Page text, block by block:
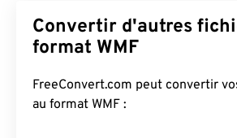
permettant de stocker des
bitmap. Microsoft a conçu le format
Microsoft. Il est le précurseur 16
EMF (Enhanced Windows Metafile)
Convertir d'autres
format WMF
FreeConvert.com peut convertir
au format WMF :